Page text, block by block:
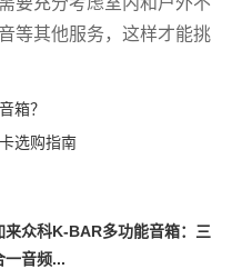
等其他服务，这样才能挑
箱？
选购指南
来众科K-BAR多功能音箱：三
一音频...